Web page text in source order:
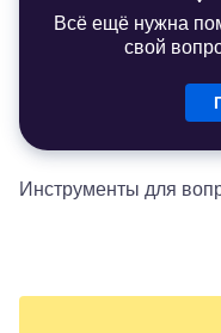
Всё ещё нужна
свой
Инструменты для